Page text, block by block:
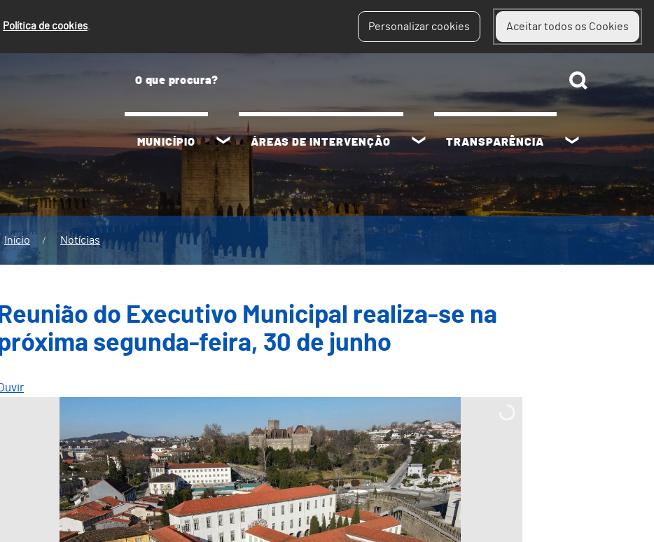
Política de cookies. Personalizar cookies Aceitar todos os Cookies
MUNICÍPIO ÁREAS DE INTERVENÇÃO TRANSPARÊNCIA
Início Notícias
Reunião do Executivo Municipal realiza-se na
segunda-feira, 30 de junho